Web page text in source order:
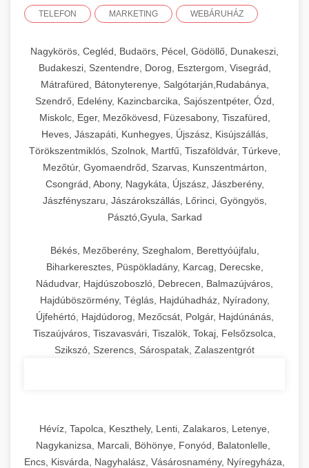
TELEFON MARKETING WEBÁRUHÁZ
Nagykörös, Cegléd, Budaörs, Pécel, Gödöllő, Dunakeszi,
Budakeszi, Szentendre, Dorog, Esztergom, Visegrád,
Mátrafüred, Bátonyterenye, Salgótarján,Rudabánya,
Szendrő, Edelény, Kazincbarcika, Sajószentpéter, Ózd,
Miskolc, Eger, Mezőkövesd, Füzesabony, Tiszafüred,
Heves, Jászapáti, Kunhegyes, Újszász, Kisújszállás,
Törökszentmiklós, Szolnok, Martfű, Tiszaföldvár, Túrkeve,
Mezőtúr, Gyomaendrőd, Szarvas, Kunszentmárton,
Csongrád, Abony, Nagykáta, Újszász, Jászberény,
Jászfényszaru, Jászárokszállás, Lőrinci, Gyöngyös,
Pásztó,Gyula, Sarkad
Békés, Mezőberény, Szeghalom, Berettyóújfalu,
Biharkeresztes, Püspökladány, Karcag, Derecske,
Nádudvar, Hajdúszoboszló, Debrecen, Balmazújváros,
Hajdúböszörmény, Téglás, Hajdúhadház, Nyíradony,
Újfehértó, Hajdúdorog, Mezőcsát, Polgár, Hajdúnánás,
Tiszaújváros, Tiszavasvári, Tiszalök, Tokaj, Felsőzsolca,
Szikszó, Szerencs, Sárospatak, Zalaszentgrót
Hévíz, Tapolca, Keszthely, Lenti, Zalakaros, Letenye,
Nagykanizsa, Marcali, Böhönye, Fonyód, Balatonlelle,
Encs, Kisvárda, Nagyhalász, Vásárosnamény, Nyíregyháza,